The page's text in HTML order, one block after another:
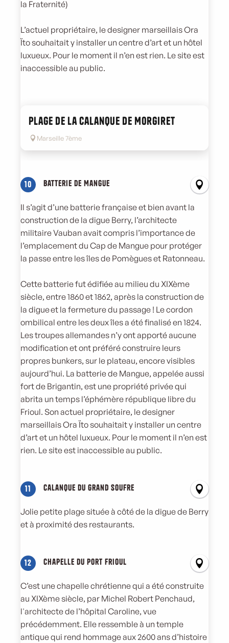
la Fraternité)
L’actuel propriétaire, le designer marseillais Ora
Ïto souhaitait y installer un centre d’art et un hôtel
luxueux. Pour le moment il n’en est rien. Le site est
inaccessible au public.
Plage de la calanque de Morgiret
Marseille 7ème
10 Batterie de Mangue
Il s’agit d’une batterie française et bien avant la
construction de la digue Berry, l’architecte
militaire Vauban avait compris l’importance de
l’emplacement du Cap de Mangue pour protéger
la passe entre les îles de Pomègues et Ratonneau.
Cette batterie fut édifiée au milieu du XIXème
siècle, entre 1860 et 1862, après la construction de
la digue et la fermeture du passage ! Le cordon
ombilical entre les deux îles a été finalisé en 1824.
Les troupes allemandes n’y ont apporté aucune
modification et ont préféré construire leurs
propres bunkers, sur le plateau, encore visibles
aujourd’hui. La batterie de Mangue, appelée aussi
fort de Brigantin, est une propriété privée qui
abrita un temps l’éphémère république libre du
Frioul. Son actuel propriétaire, le designer
marseillais Ora Ïto souhaitait y installer un centre
d’art et un hôtel luxueux. Pour le moment il n’en est
rien. Le site est inaccessible au public.
11 Calanque du Grand Soufre
Jolie petite plage située à côté de la digue de Berry
et à proximité des restaurants.
12 Chapelle du Port Frioul
C’est une chapelle chrétienne qui a été construite
au XIXème siècle, par Michel Robert Penchaud,
l'architecte de l’hôpital Caroline, vue
précédemment. Elle ressemble à un temple
antique qui rend hommage aux 2600 ans d’histoire